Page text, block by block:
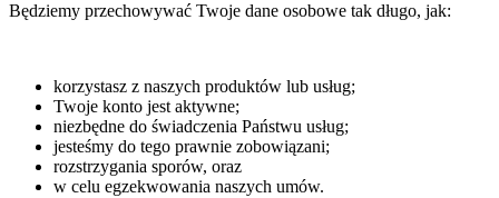
Będziemy przechowywać Twoje dane osobowe tak długo, jak:
korzystasz z naszych produktów lub usług;
Twoje konto jest aktywne;
niezbędne do świadczenia Państwu usług;
jesteśmy do tego prawnie zobowiązani;
rozstrzygania sporów, oraz
w celu egzekwowania naszych umów.